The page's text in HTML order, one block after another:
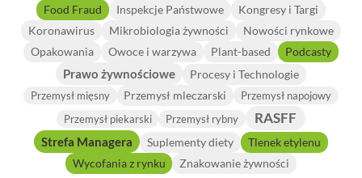
Food Fraud
Inspekcje Państwowe
Kongresy i Targi
Koronawirus
Mikrobiologia żywności
Nowości rynkowe
Opakowania
Owoce i warzywa Plant-based Podcasty
Prawo żywnościowe Procesy i Technologie
Przemysł mięsny Przemysł mleczarski
Przemysł napojowy
Przemysł piekarski
Przemysł rybny RASFF
Strefa Managera Suplementy diety
Tlenek etylenu
Wycofania z rynku
Znakowanie żywności